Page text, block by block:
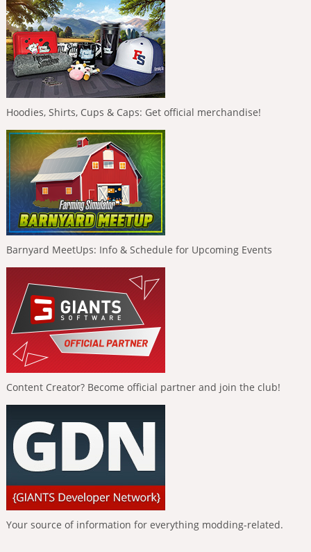
Hoodies, Shirts, Cups & Caps: Get official merchandise!
Barnyard MeetUps: Info & Schedule for Upcoming Events
Content Creator? Become official partner and join the club!
Your source of information for everything modding-related.